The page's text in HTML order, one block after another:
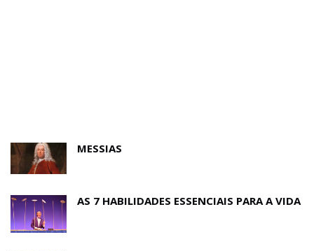
MESSIAS
AS 7 HABILIDADES ESSENCIAIS PARA A VIDA